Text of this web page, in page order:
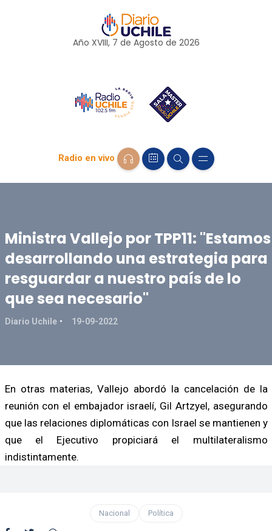
Año XVIII, 7 de Agosto de 2026
Radio en vivo
Ministra Vallejo por TPP11: "Estamos
desarrollando una estrategia para
resguardar a nuestro país de lo
que sea necesario"
Diario Uchile 19-09-2022
En otras materias, Vallejo abordó la cancelación de la
reunión con el embajador israelí, Gil Artzyel, asegurando
que las relaciones diplomáticas con Israel se mantienen y
que el Ejecutivo propiciará el multilateralismo
indistintamente.
Nacional Política